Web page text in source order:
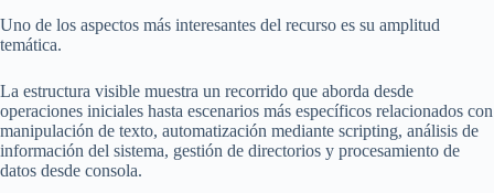
Uno de los aspectos más interesantes del recurso es su amplitud
temática.
La estructura visible muestra un recorrido que aborda desde
operaciones iniciales hasta escenarios más específicos relacionados con
manipulación de texto, automatización mediante scripting, análisis de
información del sistema, gestión de directorios y procesamiento de
datos desde consola.